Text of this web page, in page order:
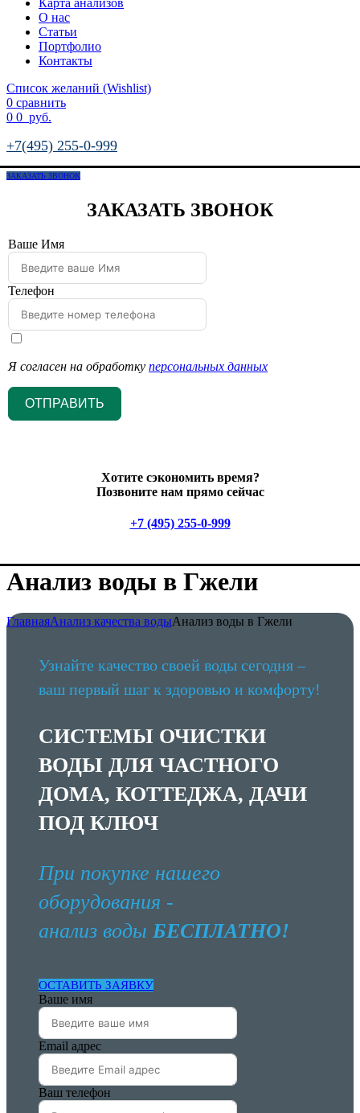
Карта анализов
О нас
Статьи
Портфолио
Контакты
Список желаний (Wishlist)
0 сравнить
0 0 руб.
+7(495) 255-0-999
ЗАКАЗАТЬ ЗВОНОК
ЗАКАЗАТЬ ЗВОНОК
Ваше Имя
Телефон
Я согласен на обработку персональных данных
ОТПРАВИТЬ
Хотите сэкономить время?
Позвоните нам прямо сейчас
+7 (495) 255-0-999
Анализ воды в Гжели
ГлавнаяАнализ качества водыАнализ воды в Гжели
Узнайте качество своей воды сегодня –
ваш первый шаг к здоровью и комфорту!
СИСТЕМЫ ОЧИСТКИ
ВОДЫ ДЛЯ ЧАСТНОГО
ДОМА, КОТТЕДЖА, ДАЧИ
ПОД КЛЮЧ
При покупке нашего
оборудования -
анализ воды БЕСПЛАТНО!
ОСТАВИТЬ ЗАЯВКУ
Ваше имя
Email адрес
Ваш телефон